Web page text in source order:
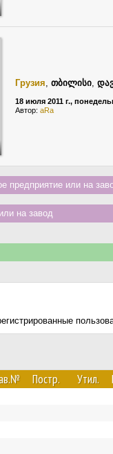
Грузия, თბილისი,
18 июля 2011 г.,
Автор: aRa
предприятие или на
на завод
Постр. Утил.